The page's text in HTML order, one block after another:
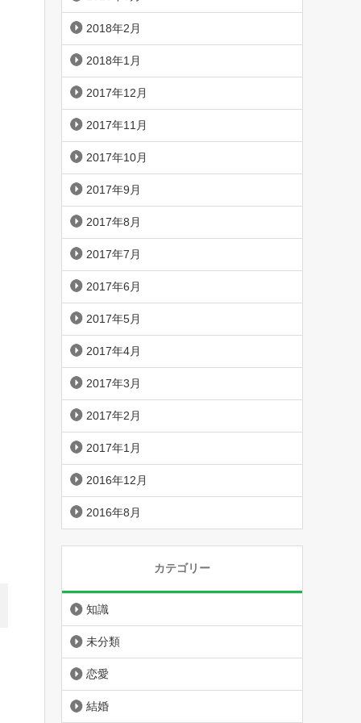
2018年2月
2018年1月
2017年12月
2017年11月
2017年10月
2017年9月
2017年8月
2017年7月
2017年6月
2017年5月
2017年4月
2017年3月
2017年2月
2017年1月
2016年12月
2016年8月
カテゴリー
知識
未分類
恋愛
結婚